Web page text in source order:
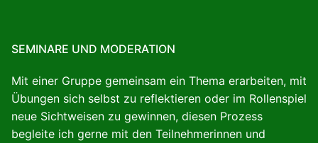
SEMINARE UND MODERATION
Mit einer Gruppe gemeinsam ein Thema erarbeiten, mit
Übungen sich selbst zu reflektieren oder im Rollenspiel
neue Sichtweisen zu gewinnen, diesen Prozess
begleite ich gerne mit den Teilnehmerinnen und